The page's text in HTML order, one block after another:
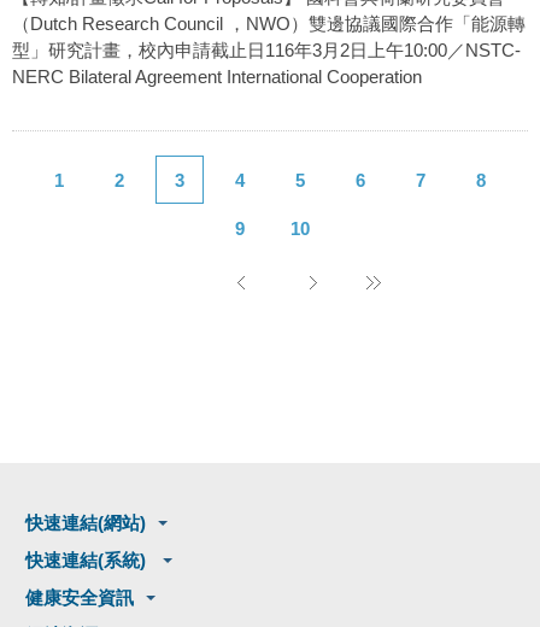
（Dutch Research Council ，NWO）雙邊協議國際合作「能源轉
型」研究計畫，校內申請截止日116年3月2日上午10:00／NSTC-
NERC Bilateral Agreement International Cooperation
1 2 3 4 5 6 7 8
9 10
快速連結(網站)
快速連結(系統)
健康安全資訊